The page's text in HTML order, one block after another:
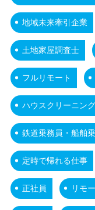
地域未来牽引企業
土地家屋調査士
フルリモート
ハウスクリーニング
鉄道乗務員・船舶
定時で帰れる仕事
正社員 リモ